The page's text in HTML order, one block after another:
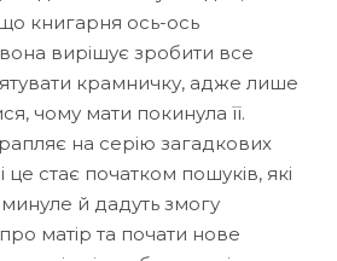
книгарня ось-ось
вирішує зробити все
крамничку, адже лише
чому мати покинула її.
на серію загадкових
це стає початком пошуків, які
й дадуть змогу
матір та почати нове